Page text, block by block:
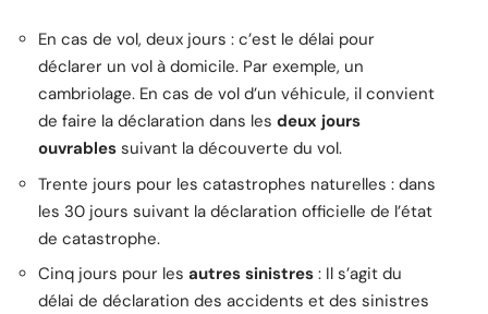
En cas de vol, deux jours : c’est le délai pour
déclarer un vol à domicile. Par exemple, un
cambriolage. En cas de vol d’un véhicule, il convient
de faire la déclaration dans les deux jours
ouvrables suivant la découverte du vol.
Trente jours pour les catastrophes naturelles : dans
les 30 jours suivant la déclaration officielle de l’état
de catastrophe.
Cinq jours pour les autres sinistres : Il s’agit du
délai de déclaration des accidents et des sinistres